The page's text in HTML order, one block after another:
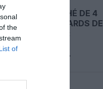
the
of
UN MARCHÉ DE 4
900 MILLIARDS DE
RADIEUX...